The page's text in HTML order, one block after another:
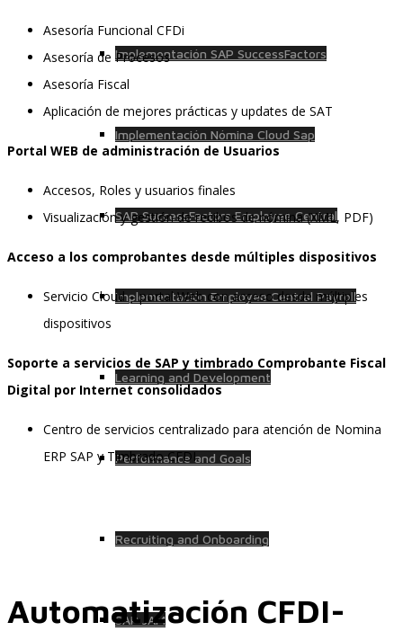
Implementación SAP SuccessFactors
Implementación Nómina Cloud Sap
SAP SuccessFactors Employee Central
Implementación Employee Central Payroll
Learning and Development
Performance and Goals
Recruiting and Onboarding
SAP JAM
Asesoría Funcional CFDi
Asesoría de Procesos
Asesoría Fiscal
Aplicación de mejores prácticas y updates de SAT
Portal WEB de administración de Usuarios
Accesos, Roles y usuarios finales
Visualización y gestión de recibos de nómina (XML, PDF)
Acceso a los comprobantes desde múltiples dispositivos
Servicio Cloud – portal Web con acceso desde múltiples
dispositivos
Soporte a servicios de SAP y timbrado Comprobante Fiscal
Digital por Internet consolidados
Centro de servicios centralizado para atención de Nomina
ERP SAP y Timbrado CFDI.
Automatización CFDI-